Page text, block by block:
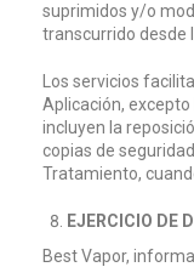
suprimidos y/o
transcurrido desde
Los servicios
Aplicación,
incluyen la
copias de
Tratamiento,
EJERCICIO DE
Best Vapor,